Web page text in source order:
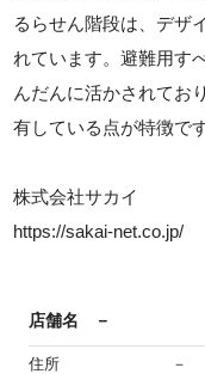
るらせん階段は、デザ
れています。避難用す
んだんに活かされてお
有している点が特徴です
株式会社サカイ
https://sakai-net.co.jp/
店舗名 －
住所 －